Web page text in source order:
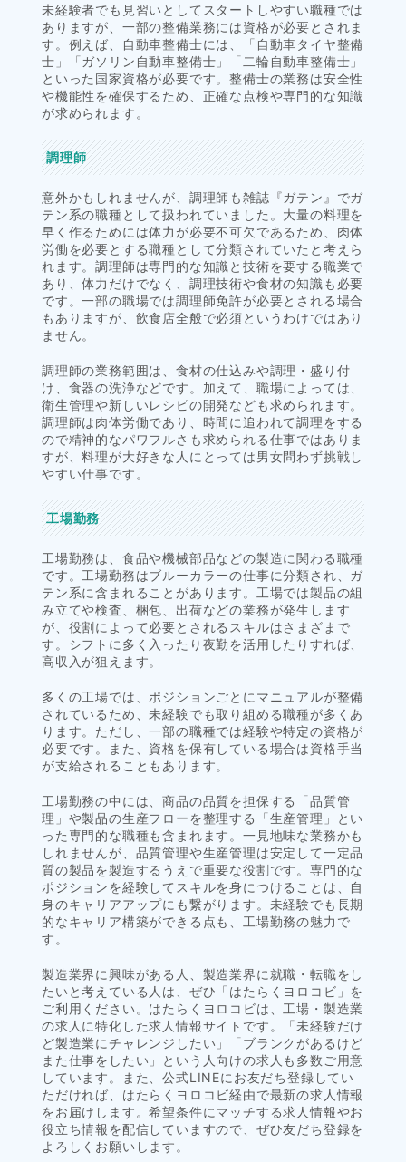
未経験者でも見習いとしてスタートしやすい職種では
ありますが、一部の整備業務には資格が必要とされま
す。例えば、自動車整備士には、「自動車タイヤ整備
士」「ガソリン自動車整備士」「二輪自動車整備士」
といった国家資格が必要です。整備士の業務は安全性
や機能性を確保するため、正確な点検や専門的な知識
が求められます。
調理師
意外かもしれませんが、調理師も雑誌『ガテン』でガ
テン系の職種として扱われていました。大量の料理を
早く作るためには体力が必要不可欠であるため、肉体
労働を必要とする職種として分類されていたと考えら
れます。調理師は専門的な知識と技術を要する職業で
あり、体力だけでなく、調理技術や食材の知識も必要
です。一部の職場では調理師免許が必要とされる場合
もありますが、飲食店全般で必須というわけではあり
ません。
調理師の業務範囲は、食材の仕込みや調理・盛り付
け、食器の洗浄などです。加えて、職場によっては、
衛生管理や新しいレシピの開発なども求められます。
調理師は肉体労働であり、時間に追われて調理をする
ので精神的なパワフルさも求められる仕事ではありま
すが、料理が大好きな人にとっては男女問わず挑戦し
やすい仕事です。
工場勤務
工場勤務は、食品や機械部品などの製造に関わる職種
です。工場勤務はブルーカラーの仕事に分類され、ガ
テン系に含まれることがあります。工場では製品の組
み立てや検査、梱包、出荷などの業務が発生します
が、役割によって必要とされるスキルはさまざまで
す。シフトに多く入ったり夜勤を活用したりすれば、
高収入が狙えます。
多くの工場では、ポジションごとにマニュアルが整備
されているため、未経験でも取り組める職種が多くあ
ります。ただし、一部の職種では経験や特定の資格が
必要です。また、資格を保有している場合は資格手当
が支給されることもあります。
工場勤務の中には、商品の品質を担保する「品質管
理」や製品の生産フローを整理する「生産管理」とい
った専門的な職種も含まれます。一見地味な業務かも
しれませんが、品質管理や生産管理は安定して一定品
質の製品を製造するうえで重要な役割です。専門的な
ポジションを経験してスキルを身につけることは、自
身のキャリアアップにも繋がります。未経験でも長期
的なキャリア構築ができる点も、工場勤務の魅力で
す。
製造業界に興味がある人、製造業界に就職・転職をし
たいと考えている人は、ぜひ「はたらくヨロコビ」を
ご利用ください。はたらくヨロコビは、工場・製造業
の求人に特化した求人情報サイトです。「未経験だけ
ど製造業にチャレンジしたい」「ブランクがあるけど
また仕事をしたい」という人向けの求人も多数ご用意
しています。また、公式LINEにお友だち登録してい
ただければ、はたらくヨロコビ経由で最新の求人情報
をお届けします。希望条件にマッチする求人情報やお
役立ち情報を配信していますので、ぜひ友だち登録を
よろしくお願いします。